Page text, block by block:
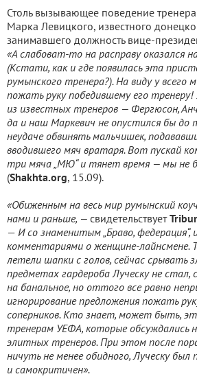
Столь вызывающее поведение
Марка Левицкого, известного
занимавшего должность вице-
«А слабоват-то на расправу оказался
(Кстати, как и где появилась эта
румынского тренера?). На виду у всего
пожать руку победившему его тренеру!
из известных тренеров — Фергюсон,
да и наш Маркевич не опустился бы до
неудаче обвинять мальчишек,
вводившего мяч вратаря. Вот пускай
три мяча „МЮ“ и тянет время — мы не
(Shakhta.org, 15.09).
«Обиженным на весь мир румынский
нами и раньше, — свидетельствует
— И со знаменитым „Браво, федерация“,
комментариями о женщине-лайнсмене.
летели шапки с голов, сейчас срывать
предметах гардероба Луческу не стал,
на банальное, но оттого все равно
игнорирование предложения пожать
соперников. Кто знает, может быть,
тренерам УЕФА, которые обсуждались
элитных тренеров. При этом после
ничуть не менее обидного, Луческу был
и самокритичен».